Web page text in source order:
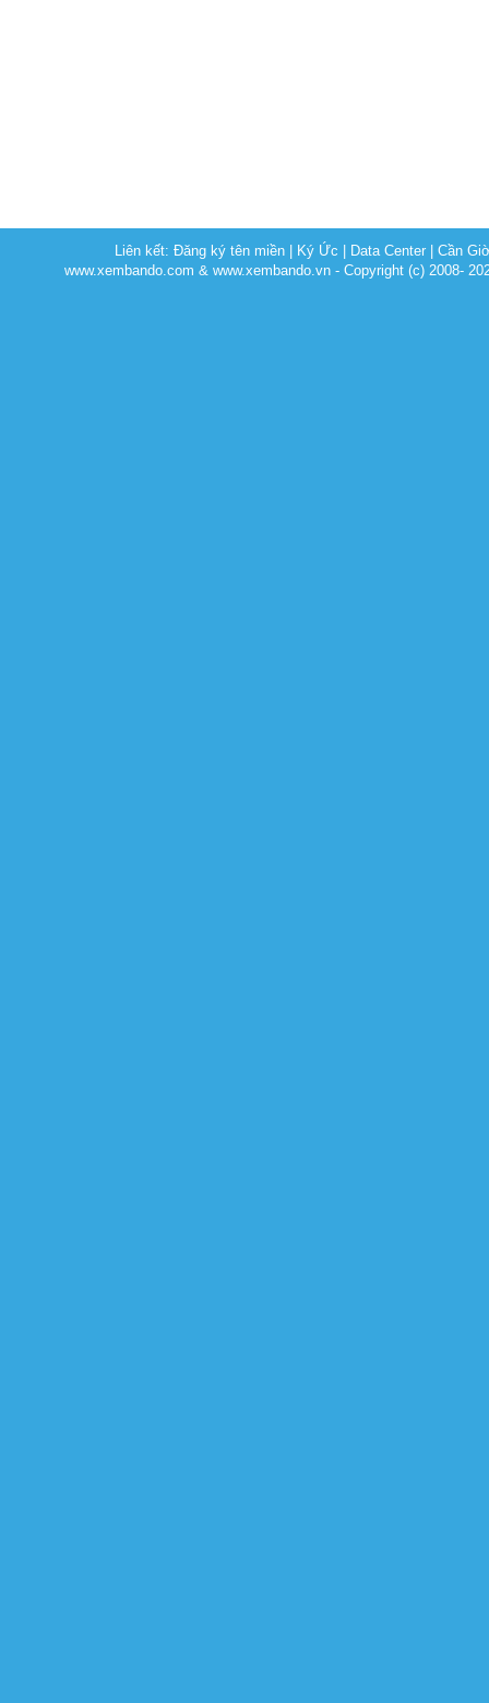
Liên kết:Đăng ký tên miền Ký Ức Data Center |Cần
www.xembando.com & www.xembando.vn - Copyright (c) 2008-